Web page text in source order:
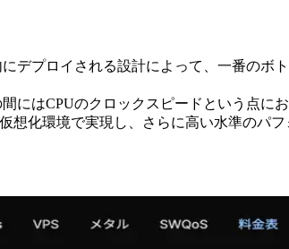
デプロイされる設計によって、一番の
はCPUのクロックスピードという点に
想化環境で実現し、さらに高い水準のパフ